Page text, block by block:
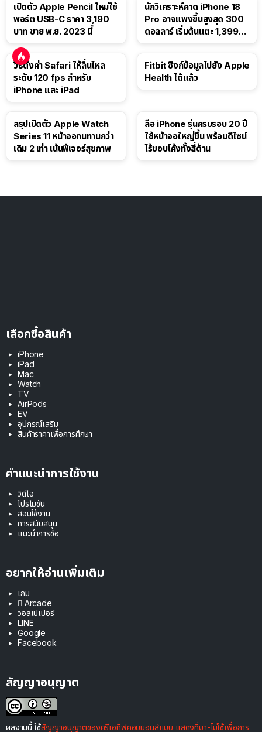
เปิดตัว Apple Pencil ใหม่ใช้
พอร์ต USB-C ราคา 3,190
บาท ขาย พ.ย. 2023 นี้
นักวิเคราะห์คาด iPhone 18
Pro อาจแพงขึ้นสูงสุด 300
ดอลลาร์ เริ่มต้นแตะ 1,399
วิธีตั้งค่า Safari ให้ลื่นไหล
ระดับ 120 fps สำหรับ
iPhone และ iPad
Fitbit ซิงก์ข้อมูลไปยัง Apple
Health ได้แล้ว
สรุปเปิดตัว Apple Watch
Series 11 หน้าจอทนทานกว่า
เดิม 2 เท่า เน้นฟีเจอร์สุขภาพ
ลือ iPhone รุ่นครบรอบ 20 ปี
ใช้หน้าจอใหญ่ขึ้น พร้อมดีไซน์
ไร้ขอบโค้งทั้งสี่ด้าน
เลือกซื้อสินค้า
iPhone
iPad
Mac
Watch
TV
AirPods
EV
อุปกรณ์เสริม
สินค้าราคาเพื่อการศึกษา
คำแนะนำการใช้งาน
วิดีโอ
โปรโมชัน
สอนใช้งาน
การสนับสนุน
แนะนำการซื้อ
อยากให้อ่านเพิ่มเติม
เกม
 Arcade
วอลเปเปอร์
LINE
Google
Facebook
สัญญาอนุญาต
ผลงานนี้ ใช้สัญญาอนุญาตของครีเอทีฟคอมมอนส์แบบ แสดงที่มา-ไม่ใช้เพื่อการ